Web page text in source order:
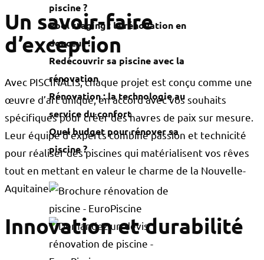
piscine ?
Pool staging : la rénovation en
douceur !
Redécouvrir sa piscine avec la
rénovation
Rénovation : la technologie au
service du confort
Quel budget pour rénover sa
piscine ?
Un savoir-faire
d’exception
Avec PISCINALIS, chaque projet est conçu comme une
œuvre d’art unique, en accord avec vos souhaits
spécifiques pour créer des havres de paix sur mesure.
Leur équipe d’experts combine passion et technicité
pour réaliser des piscines qui matérialisent vos rêves
tout en mettant en valeur le charme de la Nouvelle-
Aquitaine.
Innovation et durabilité